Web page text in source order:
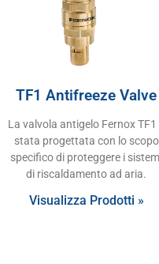
TF1 Antifreeze Valve
La valvola antigelo Fernox TF1
stata progettata con lo scopo
specifico di proteggere i
di riscaldamento ad aria.
Visualizza Prodotti »